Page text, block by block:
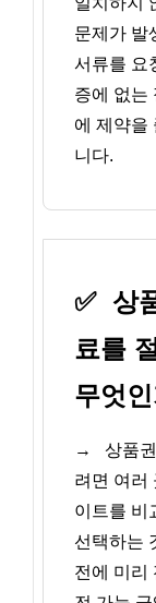
문제가 발
서류를 요
증에 없는
에 제약을
니다.
✅ 상
료를
무엇
→
상품
려면 여러
이트를 비
선택하는
전에 미리